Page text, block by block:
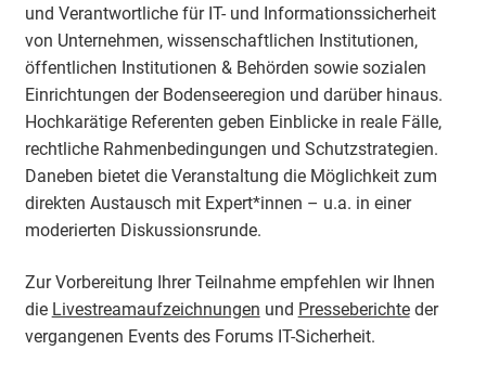
und Verantwortliche für IT- und Informationssicherheit
von Unternehmen, wissenschaftlichen Institutionen,
öffentlichen Institutionen & Behörden sowie sozialen
Einrichtungen der Bodenseeregion und darüber hinaus.
Hochkarätige Referenten geben Einblicke in reale Fälle,
rechtliche Rahmenbedingungen und Schutzstrategien.
Daneben bietet die Veranstaltung die Möglichkeit zum
direkten Austausch mit Expert*innen – u.a. in einer
moderierten Diskussionsrunde.
Zur Vorbereitung Ihrer Teilnahme empfehlen wir Ihnen
die Livestreamaufzeichnungen und Presseberichteder
vergangenen Events des Forums IT-Sicherheit.